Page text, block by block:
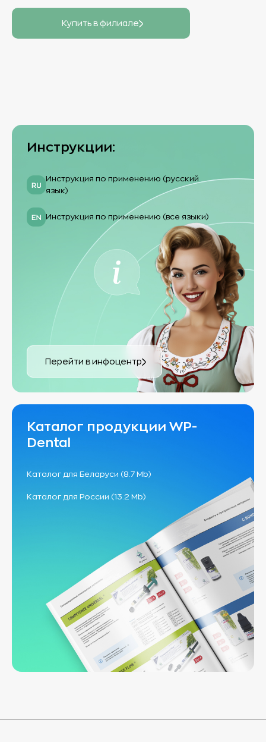
Купить в филиале
Инструкции:
Инструкция по применению (русский
язык)
Инструкция по применению (все языки)
Перейти в инфоцентр
Каталог продукции WP-
Dental
Каталог для Беларуси (8.7 Mb)
Каталог для России (13.2 Mb)